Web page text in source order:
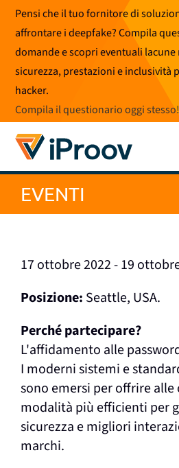
Vai
contenuto
Pensi che il tuo fornitore di
affrontare i deepfake? Compila
domande e scopri eventuali
sicurezza, prestazioni e inclusività
hacker.
Compila il questionario oggi stesso!
EVENTI
17 ottobre 2022 - 19
Posizione: Seattle, USA.
Perché partecipare?
L'affidamento alle
I moderni sistemi e
sono emersi per offrire
modalità più efficienti per
sicurezza e migliori
marchi.